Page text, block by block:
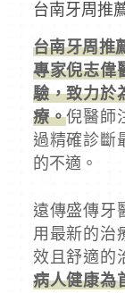
台南牙周推
台南牙周推
專家倪志偉
驗，致力於
療。倪醫師
過精確診斷
的不適。
遠傳盛傳牙
用最新的治
效且舒適的
病人健康為